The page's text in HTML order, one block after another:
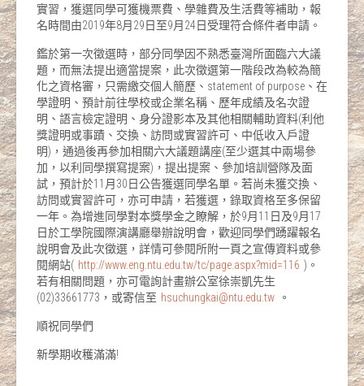
實習，獲選同學可獲機票費、學雜費及生活費等補助，報
名時間由2019年8月29日至9月24日受理符合條件者申請。
鑑於第一次徵選時，部分同學因不熟悉臺灣所面臨六大議
題，而無法提出適當提案，此次徵選第一階段改為較為簡
化之資格審，只需繳交個人簡歷、statement of purpose、在
學證明、預計前往學校或企業名稱、歷年成績及名次證
明、語言檢定證明、身分證影本及其他相關輔助資料(利他
獎證明或事蹟、交換、訪問或實習許可、中低收入戶證
明)，通過後再參加相關六大議題講座(至少選其中兩場參
加，以利同學撰寫提案)，提出提案、參加培訓營隊及面
試，預計於11月30日公告獲選同學名單。若尚未獲交換、
訪問或實習許可，亦可申請，若獲選，錄取資格至多保留
一年。為增進同學對本獎學金之瞭解，於9月11日及9月17
日於工學院國際演講廳舉辦說明會，歡迎同學們踴躍報名
說明會及此次徵選，詳情可參閱所附一頁之宣傳資料或參
閱網站( http://www.eng.ntu.edu.tw/tc/page.aspx?mid=116 )。
若有相關問題，亦可電詢計畫辦公室徐崇凱先生
(02)33661773，或寄信至 hsuchungkai@ntu.edu.tw 。
順祝同學們
新學期收穫滿滿!